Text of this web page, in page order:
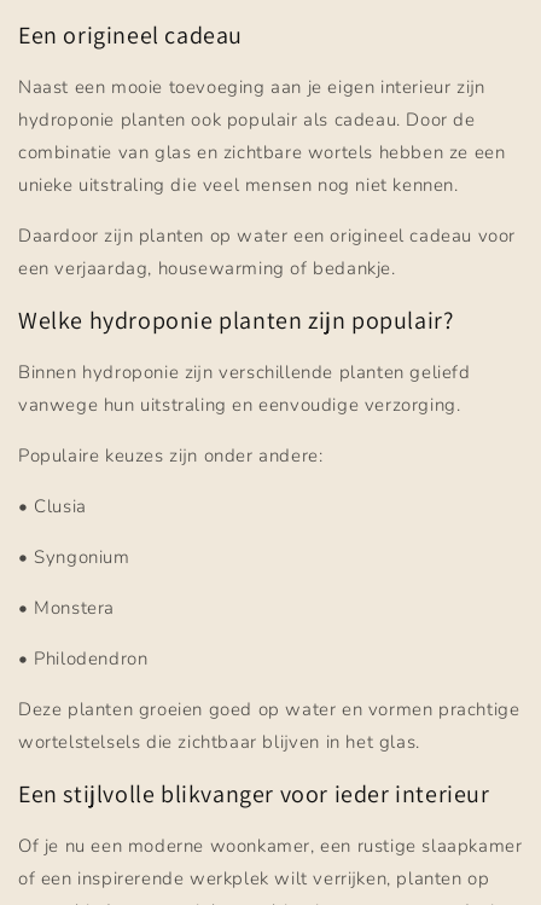
Een origineel cadeau
Naast een mooie toevoeging aan je eigen interieur zijn
hydroponie planten ook populair als cadeau. Door de
combinatie van glas en zichtbare wortels hebben ze een
unieke uitstraling die veel mensen nog niet kennen.
Daardoor zijn planten op water een origineel cadeau voor
een verjaardag, housewarming of bedankje.
Welke hydroponie planten zijn populair?
Binnen hydroponie zijn verschillende planten geliefd
vanwege hun uitstraling en eenvoudige verzorging.
Populaire keuzes zijn onder andere:
• Clusia
• Syngonium
• Monstera
• Philodendron
Deze planten groeien goed op water en vormen prachtige
wortelstelsels die zichtbaar blijven in het glas.
Een stijlvolle blikvanger voor ieder interieur
Of je nu een moderne woonkamer, een rustige slaapkamer
of een inspirerende werkplek wilt verrijken, planten op